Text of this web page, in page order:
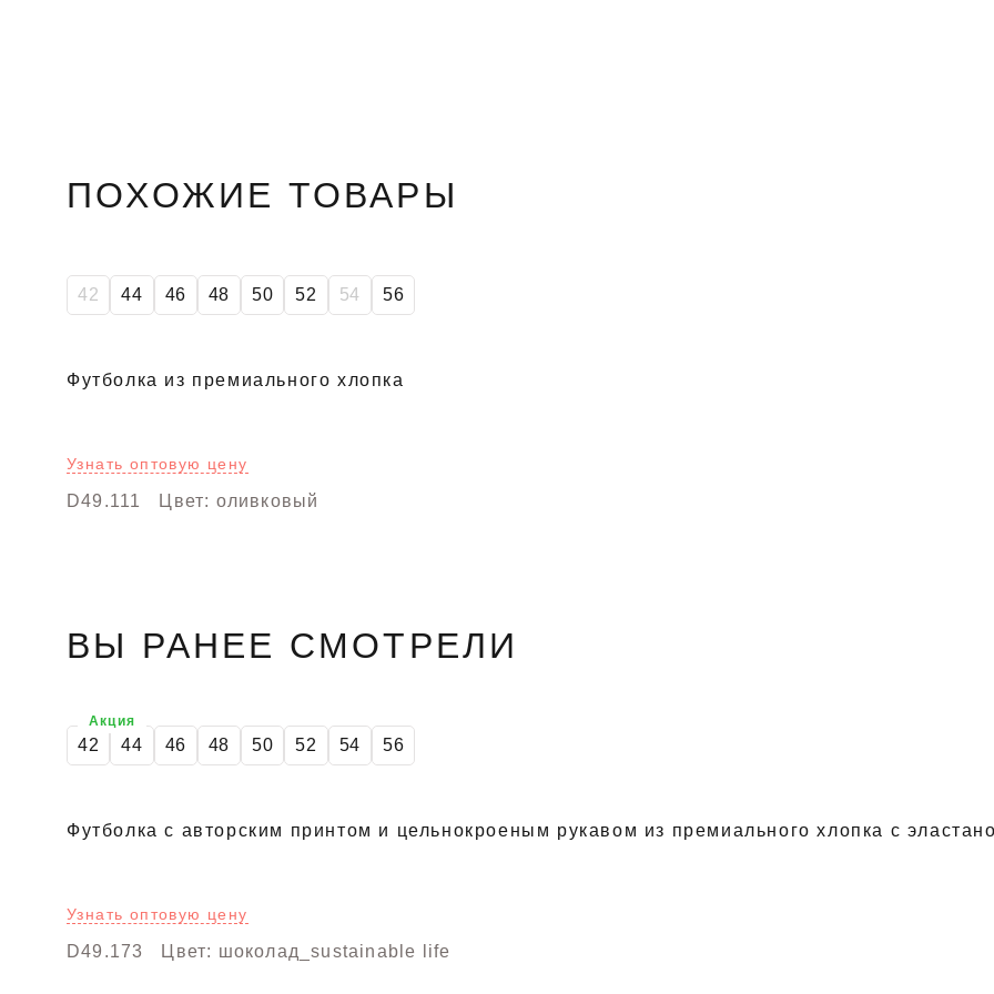
ПОХОЖИЕ ТОВАРЫ
42 44 46 48 50 52 54 56
Футболка из премиального хлопка
Узнать оптовую цену
D49.111 Цвет: оливковый
ВЫ РАНЕЕ СМОТРЕЛИ
42 44 46 48 50 52 54 56
Футболка с авторским принтом и цельнокроеным рукавом из премиального хлопка с
Узнать оптовую цену
D49.173 Цвет: шоколад_sustainable life
Акция